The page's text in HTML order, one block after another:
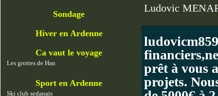
Sondage
Hiver en Ardenne
Ca vaut le voyage
Les grottes de Han
Sport en Ardenne
Ski club sedanais
Ludovic
prêt à vous
projets.